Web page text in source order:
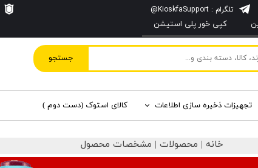
جستجو
کپی خور پلی استیشن
تلگرام : KioskfaSupport@
تجهیزات ذخیره سازی اطلاعات کالای استوک (دست دوم )
خانه | محصولات | مشخصات محصول